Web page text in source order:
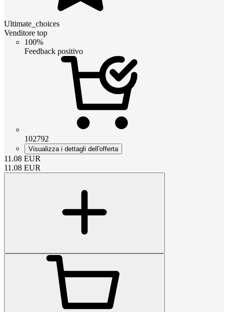
Ultimate_choices
Venditore top
100%
Feedback positivo
102792
Visualizza i dettagli dell'offerta
11.08 EUR
11.08 EUR